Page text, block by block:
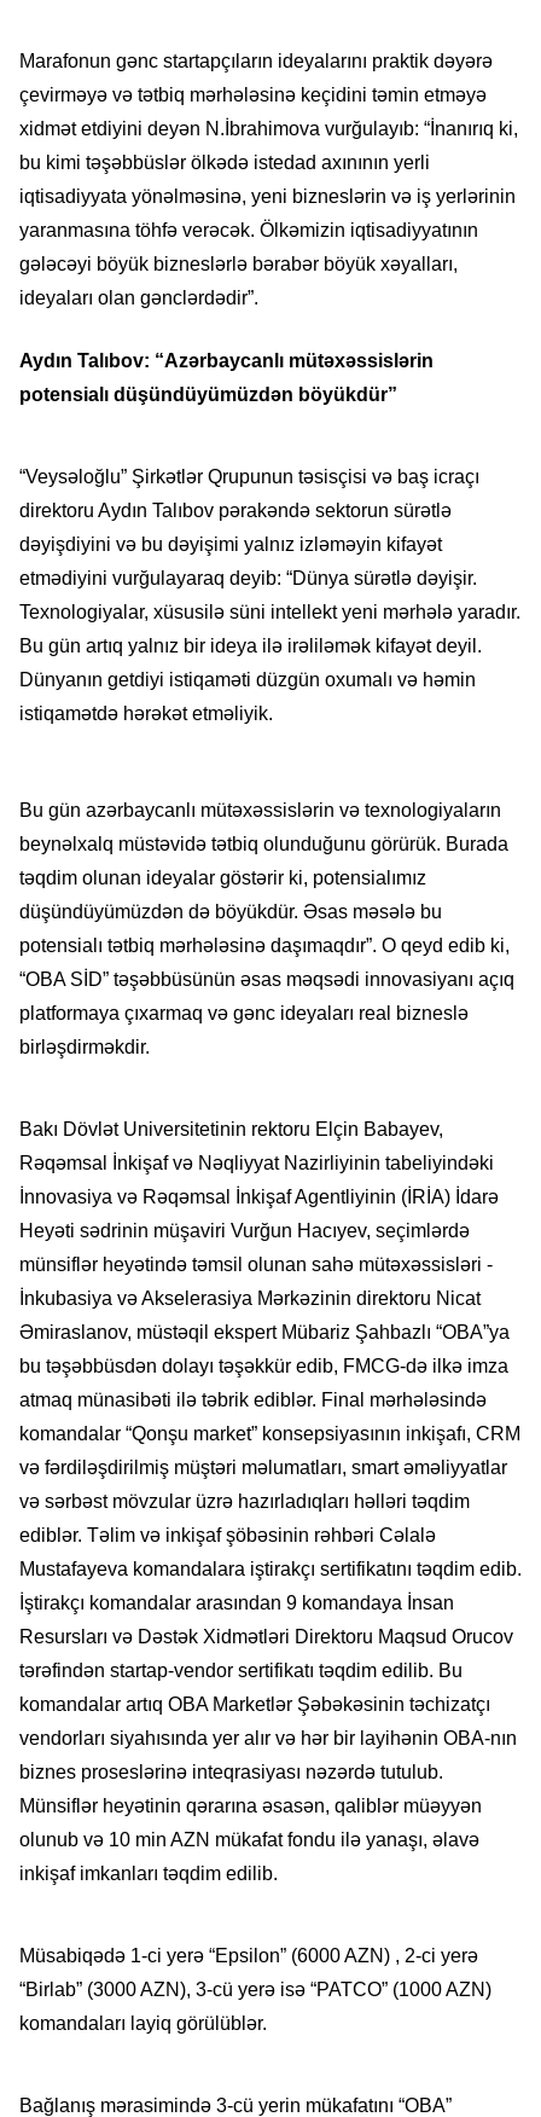
Marafonun gənc startapçıların ideyalarını praktik dəyərə
çevirməyə və tətbiq mərhələsinə keçidini təmin etməyə
xidmət etdiyini deyən N.İbrahimova vurğulayıb: “İnanırıq ki,
bu kimi təşəbbüslər ölkədə istedad axınının yerli
iqtisadiyyata yönəlməsinə, yeni bizneslərin və iş yerlərinin
yaranmasına töhfə verəcək. Ölkəmizin iqtisadiyyatının
gələcəyi böyük bizneslərlə bərabər böyük xəyalları,
ideyaları olan gənclərdədir”.
Aydın Talıbov: “Azərbaycanlı mütəxəssislərin
potensialı düşündüyümüzdən böyükdür”
“Veysəloğlu” Şirkətlər Qrupunun təsisçisi və baş icraçı
direktoru Aydın Talıbov pərakəndə sektorun sürətlə
dəyişdiyini və bu dəyişimi yalnız izləməyin kifayət
etmədiyini vurğulayaraq deyib: “Dünya sürətlə dəyişir.
Texnologiyalar, xüsusilə süni intellekt yeni mərhələ yaradır.
Bu gün artıq yalnız bir ideya ilə irəliləmək kifayət deyil.
Dünyanın getdiyi istiqaməti düzgün oxumalı və həmin
istiqamətdə hərəkət etməliyik.
Bu gün azərbaycanlı mütəxəssislərin və texnologiyaların
beynəlxalq müstəvidə tətbiq olunduğunu görürük. Burada
təqdim olunan ideyalar göstərir ki, potensialımız
düşündüyümüzdən də böyükdür. Əsas məsələ bu
potensialı tətbiq mərhələsinə daşımaqdır”. O qeyd edib ki,
“OBA SİD” təşəbbüsünün əsas məqsədi innovasiyanı açıq
platformaya çıxarmaq və gənc ideyaları real bizneslə
birləşdirməkdir.
Bakı Dövlət Universitetinin rektoru Elçin Babayev,
Rəqəmsal İnkişaf və Nəqliyyat Nazirliyinin tabeliyindəki
İnnovasiya və Rəqəmsal İnkişaf Agentliyinin (İRİA) İdarə
Heyəti sədrinin müşaviri Vurğun Hacıyev, seçimlərdə
münsiflər heyətində təmsil olunan sahə mütəxəssisləri -
İnkubasiya və Akselerasiya Mərkəzinin direktoru Nicat
Əmiraslanov, müstəqil ekspert Mübariz Şahbazlı “OBA”ya
bu təşəbbüsdən dolayı təşəkkür edib, FMCG-də ilkə imza
atmaq münasibəti ilə təbrik ediblər. Final mərhələsində
komandalar “Qonşu market” konsepsiyasının inkişafı, CRM
və fərdiləşdirilmiş müştəri məlumatları, smart əməliyyatlar
və sərbəst mövzular üzrə hazırladıqları həlləri təqdim
ediblər. Təlim və inkişaf şöbəsinin rəhbəri Cəlalə
Mustafayeva komandalara iştirakçı sertifikatını təqdim edib.
İştirakçı komandalar arasından 9 komandaya İnsan
Resursları və Dəstək Xidmətləri Direktoru Maqsud Orucov
tərəfindən startap-vendor sertifikatı təqdim edilib. Bu
komandalar artıq OBA Marketlər Şəbəkəsinin təchizatçı
vendorları siyahısında yer alır və hər bir layihənin OBA-nın
biznes proseslərinə inteqrasiyası nəzərdə tutulub.
Münsiflər heyətinin qərarına əsasən, qaliblər müəyyən
olunub və 10 min AZN mükafat fondu ilə yanaşı, əlavə
inkişaf imkanları təqdim edilib.
Müsabiqədə 1-ci yerə “Epsilon” (6000 AZN) , 2-ci yerə
“Birlab” (3000 AZN), 3-cü yerə isə “PATCO” (1000 AZN)
komandaları layiq görülüblər.
Bağlanış mərasimində 3-cü yerin mükafatını “OBA”